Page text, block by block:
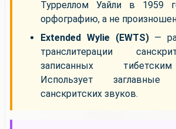
Турреллом Уайли в 1959
орфографию, а не
Extended Wylie (EWTS)—
транслитерации
записанных
Использует
санскритских звуков.